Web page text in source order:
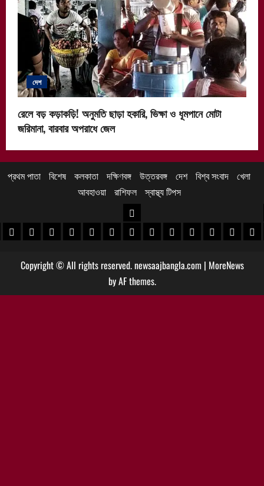
দেশ
রেলে বড় কড়াকড়ি! অনুমতি ছাড়া হকারি, ভিক্ষা ও ধূমপানে মোটা
জরিমানা, বারবার অপরাধে জেল
প্রথম পাতা বিশেষ কলকাতা দক্ষিণবঙ্গ উত্তরবঙ্গ দেশ বিশ্ব সংবাদ খেলা
আবহাওয়া
রাশিফল স্বাস্থ্য টিপস
খবর
খবর
পুরুলিয়া খবর
বাঁকুড়া খবরপশ্চিম বর্ধমান খবর
পূর্ব বর্ধমান খবর
বীরভূম খবরমুর্শিদাবাদ খবর
উত্তরবঙ্গ
কোচবিহার নিউজ
আলিপুরদুয়ার খবর
জলপাইগুড়ি খবর
শিলিগুড়ি খবর
উত্তরদক্ষিণ
Copyright © All rights reserved. newsaajbangla.com | MoreNews
by AF themes.